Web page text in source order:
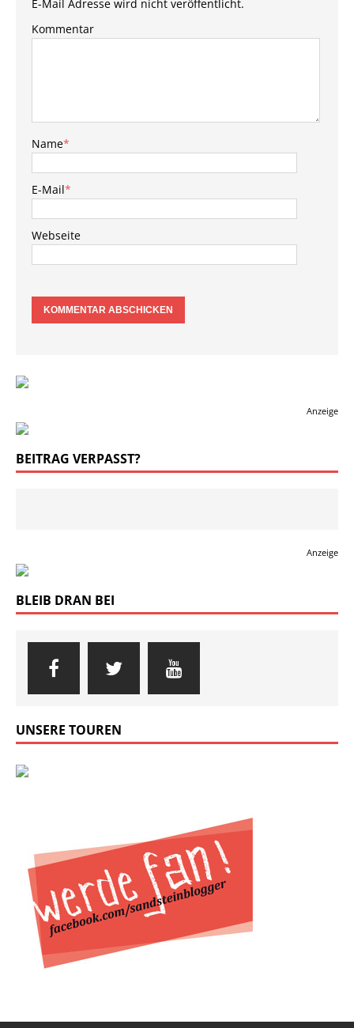
E-Mail Adresse wird nicht veröffentlicht.
Kommentar
Name*
E-Mail*
Webseite
Anzeige
BEITRAG VERPASST?
Anzeige
BLEIB DRAN BEI
UNSERE TOUREN